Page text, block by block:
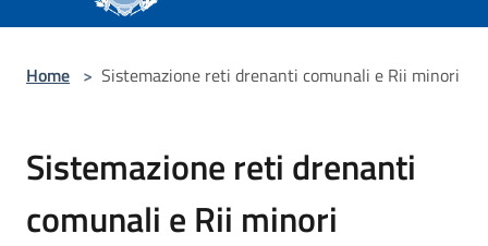
Home > Sistemazione reti drenanti comunali e Rii minori
Sistemazione reti drenanti
comunali e Rii minori